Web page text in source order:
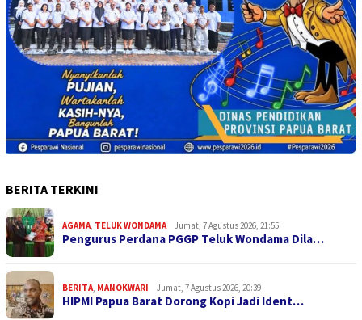
BERITA TERKINI
AGAMA, TELUK WONDAMA Jumat, 7 Agustus 2026, 21:55
Pengurus Perdana PGGP Teluk Wondama Dila…
BERITA, MANOKWARI Jumat, 7 Agustus 2026, 20:39
HIPMI Papua Barat Dorong Kopi Jadi Ident…